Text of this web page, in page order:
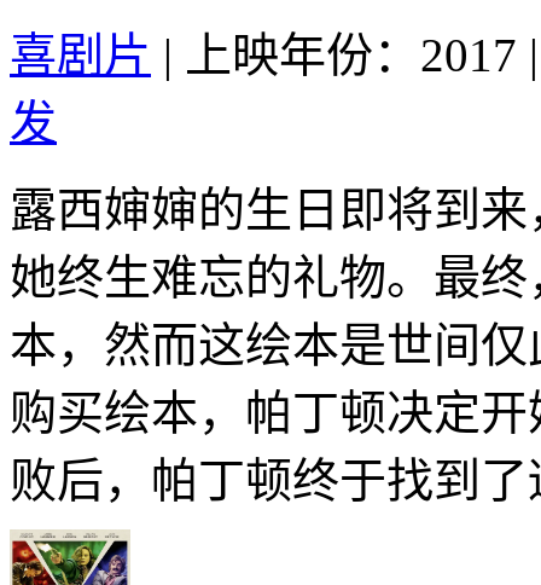
喜剧片 | 上映年份：2017 |
发
露西婶婶的生日即将到
她终生难忘的礼物。最
本，然而这绘本是世间
购买绘本，帕丁顿决定
败后，帕丁顿终于找到